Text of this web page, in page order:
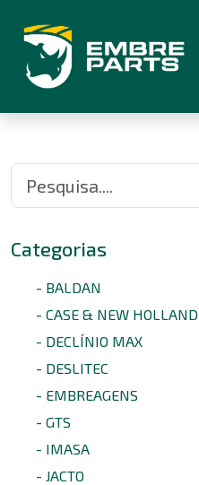
Categorias
- BALDAN
- CASE & NEW HOLLAND
- DECLÍNIO MAX
- DESLITEC
- EMBREAGENS
- GTS
- IMASA
- JACTO